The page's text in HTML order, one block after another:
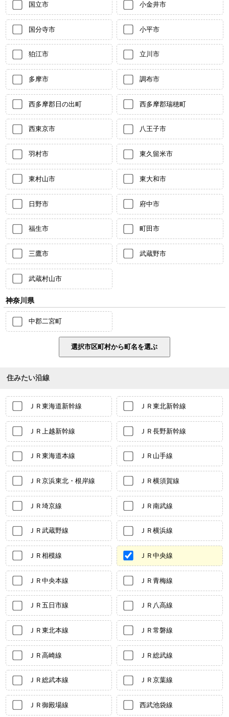
国立市 小金井市
国分寺市 小平市
狛江市 立川市
多摩市 調布市
西多摩郡日の出町 西多摩郡瑞穂町
西東京市 八王子市
羽村市 東久留米市
東村山市 東大和市
日野市 府中市
福生市 町田市
三鷹市 武蔵野市
武蔵村山市
神奈川県
中郡二宮町
住みたい沿線
ＪＲ東海道新幹線 ＪＲ東北新幹線
ＪＲ上越新幹線 ＪＲ長野新幹線
ＪＲ東海道本線 ＪＲ山手線
ＪＲ京浜東北・根岸線 ＪＲ横須賀線
ＪＲ埼京線 ＪＲ南武線
ＪＲ武蔵野線 ＪＲ横浜線
ＪＲ相模線 ＪＲ中央線
ＪＲ中央本線 ＪＲ青梅線
ＪＲ五日市線 ＪＲ八高線
ＪＲ東北本線 ＪＲ常磐線
ＪＲ高崎線 ＪＲ総武線
ＪＲ総武本線 ＪＲ京葉線
ＪＲ御殿場線 西武池袋線